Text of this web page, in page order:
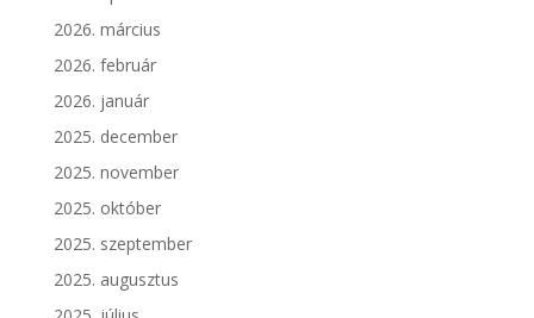
2026. március
2026. február
2026. január
2025. december
2025. november
2025. október
2025. szeptember
2025. augusztus